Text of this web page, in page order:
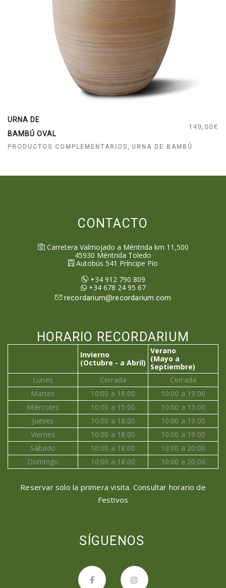
URNA DE
BAMBÚ OVAL
149,00€
PRODUCTOS COMPLEMENTARIOS, URNA DE BAMBÚ
CONTACTO
Carretera Valmojado a Méntrida km 11,500
45930 Méntrida Toledo
Autobús 541 Príncipe Pío
+34 912 790 809
+34 678 24 95 67
recordarium@recordarium.com
HORARIO RECORDARIUM
Invierno
(Octubre - a Abril)
Verano
(Mayo a
Septiembre)
Lunes
Cerrada
Cerrada
Martes
10:00 a 18:00
10:00 a 19:00
Miércoles
10:00 a 15:00
10:00 a 15:00
Jueves
10:00 a 18:00
10:00 a 19:00
Viernes
10:00 a 18:00
10:00 a 19:00
Sábado
10:00 a 18:00
10:00 a 20:00
Domingo
10:00 a 18:00 10:00 a 20:00
Reservar solo la primera visita. Consultar horario de
Festivos
SÍGUENOS